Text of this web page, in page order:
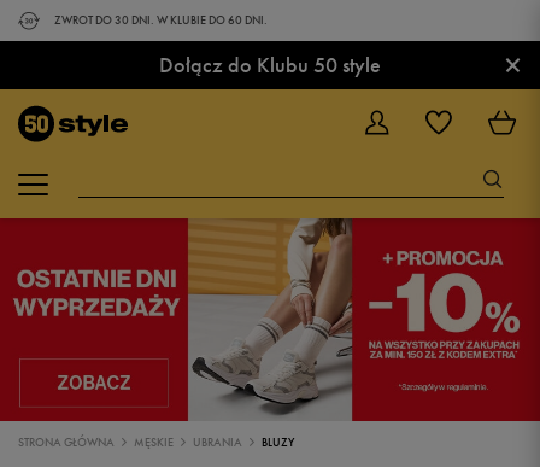
ZWROT DO 30 DNI. W KLUBIE DO 60 DNI.
Dołącz do Klubu 50 style ×
STRONA GŁÓWNA MĘSKIE UBRANIA BLUZY